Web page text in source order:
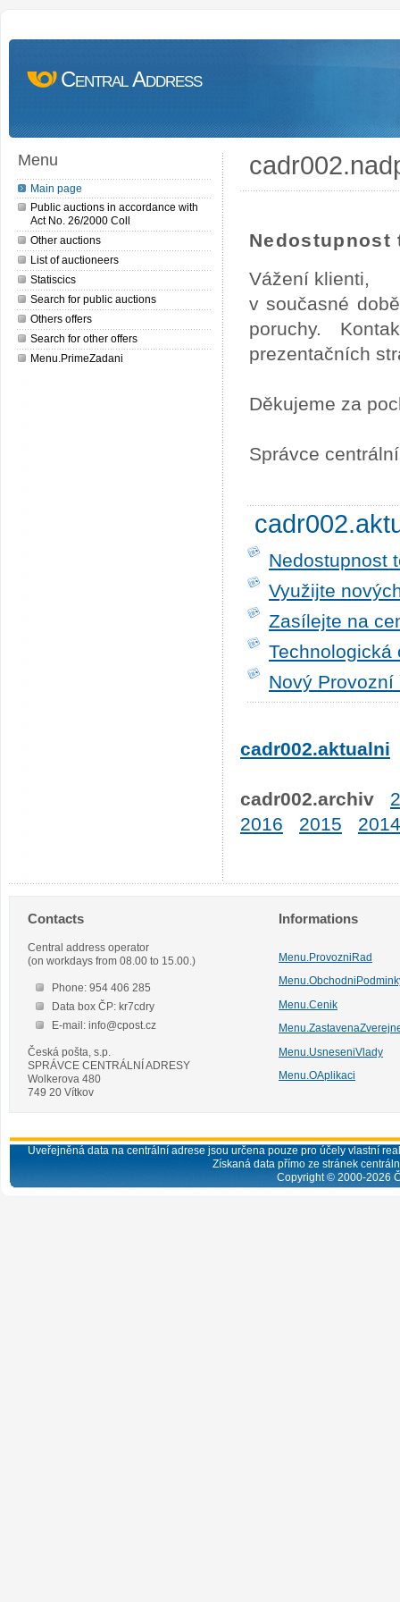
Central Address
Menu
Main page
Public auctions in accordance with
Act No. 26/2000 Coll
Other auctions
List of auctioneers
Statiscics
Search for public auctions
Others offers
Search for other offers
Menu.PrimeZadani
Nedostupnost
Vážení klienti,
v současné
poruchy.
prezentačních
Děkujeme za
Správce
Nedostupnost
Využijte
Zasílejte na
Technologická
Nový
cadr002.aktualni
cadr002.archiv
2016
2015 2014
Contacts
Central address operator
(on workdays from 08.00 to 15.00.)
Phone: 954 406 285
Data box ČP: kr7cdry
E-mail: info@cpost.cz
Česká pošta, s.p.
SPRÁVCE CENTRÁLNÍ ADRESY
Wolkerova 480
749 20 Vítkov
Informations
Menu.ProvozniRad
Menu.Cenik
Menu.UsneseniVlady
Menu.OAplikaci
Uveřejněná data na centrální adrese jsou určena pouze pro účely vlastní
Získaná data přímo ze stránek
Copyright © 2000-2026